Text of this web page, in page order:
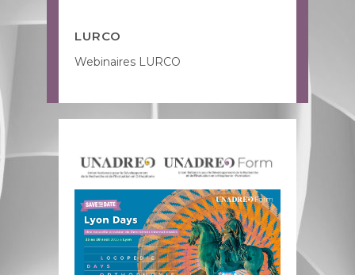
LURCO
Webinaires LURCO